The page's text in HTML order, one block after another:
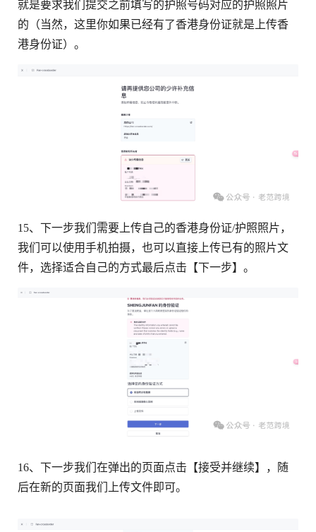
就是要求我们提交之前填写的护照号码对应的护照照片
的（当然，这里你如果已经有了香港身份证就是上传香
港身份证）。
15、下一步我们需要上传自己的香港身份证/护照照片，
我们可以使用手机拍摄，也可以直接上传已有的照片文
件，选择适合自己的方式最后点击【下一步】。
16、下一步我们在弹出的页面点击【接受并继续】，随
后在新的页面我们上传文件即可。